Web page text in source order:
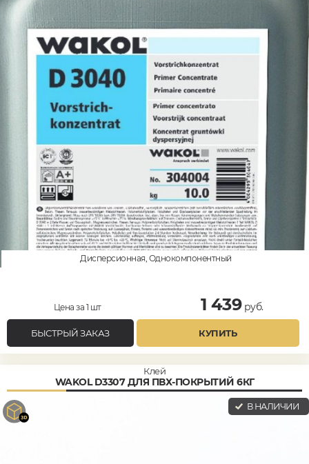
Дисперсионная, Однокомпонентный
Цена за 1 шт 1 439руб.
БЫСТРЫЙ ЗАКАЗ КУПИТЬ
Клей
WAKOL D3307 ДЛЯ ПВХ-ПОКРЫТИЙ 6КГ
В НАЛИЧИИ